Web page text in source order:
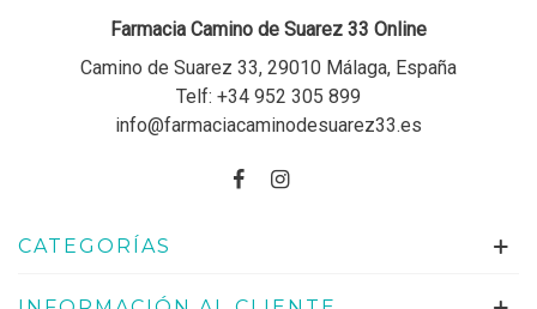
Farmacia Camino de Suarez 33 Online
Camino de Suarez 33, 29010 Málaga, España
Telf: +34 952 305 899
info@farmaciacaminodesuarez33.es
CATEGORÍAS